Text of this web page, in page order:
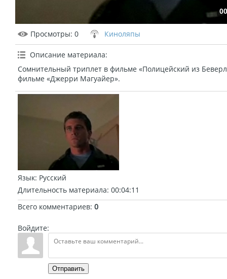
Просмотры: 0 Киноляпы
Описание материала:
Сомнительный триплет в фильме «Полицейский из
фильме «Джерри Магуайер».
Язык: Русский
Длительность материала: 00:04:11
Всего комментариев: 0
Войдите:
Отправить